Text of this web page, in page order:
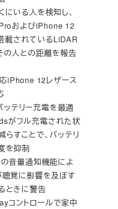
にいる人を検知し、
およびiPhone 12
載されているLiDAR
の人との距離を報告
iPhone 12レザース
テリー充電を最適
がフル充電された状
すことで、バッテリ
を抑制
の音量通知機能によ
聴覚に影響を及ぼす
ときに警告
コントロールで家中